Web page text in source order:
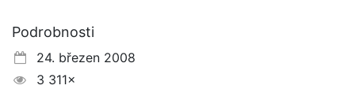
Podrobnosti
24. březen 2008
3 311×